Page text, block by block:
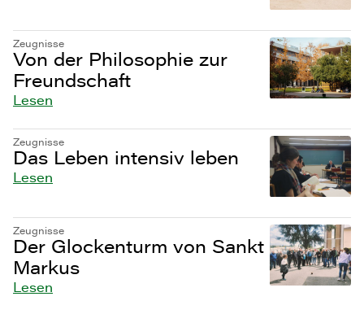
Zeugnisse
Von der Philosophie zur
Freundschaft
Lesen
Zeugnisse
Das Leben intensiv leben
Lesen
Zeugnisse
Der Glockenturm von Sankt
Markus
Lesen